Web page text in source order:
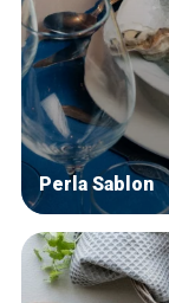
Perla Sablon